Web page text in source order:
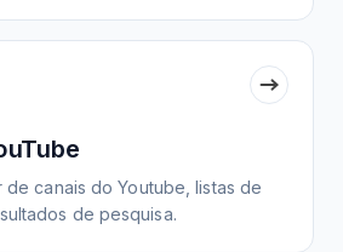
canais do Youtube, listas de
de pesquisa.